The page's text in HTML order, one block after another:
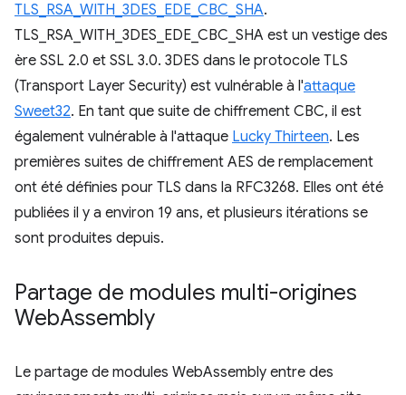
TLS_RSA_WITH_3DES_EDE_CBC_SHA.
TLS_RSA_WITH_3DES_EDE_CBC_SHA est un vestige des
ère SSL 2.0 et SSL 3.0. 3DES dans le protocole TLS
(Transport Layer Security) est vulnérable à l'attaque
Sweet32. En tant que suite de chiffrement CBC, il est
également vulnérable à l'attaque Lucky Thirteen. Les
premières suites de chiffrement AES de remplacement
ont été définies pour TLS dans la RFC3268. Elles ont été
publiées il y a environ 19 ans, et plusieurs itérations se
sont produites depuis.
Partage de modules multi-origines
WebAssembly
Le partage de modules WebAssembly entre des